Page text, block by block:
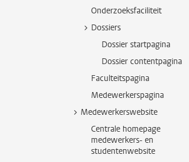
Onderzoeksfaciliteit
Dossiers
Dossier startpagina
Dossier contentpagina
Faculteitspagina
Medewerkerspagina
Medewerkerswebsite
Centrale homepage
medewerkers- en
studentenwebsite